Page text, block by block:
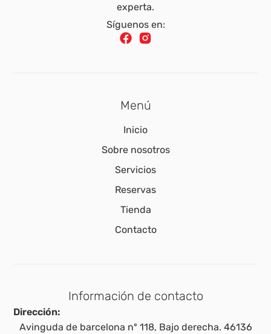
experta.
Síguenos en:
Menú
Inicio
Sobre nosotros
Servicios
Reservas
Tienda
Contacto
Información de contacto
Dirección:
Avinguda de barcelona nº 118, Bajo derecha. 46136